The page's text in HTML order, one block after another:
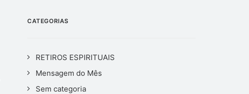
CATEGORIAS
RETIROS ESPIRITUAIS
Mensagem do Mês
Sem categoria